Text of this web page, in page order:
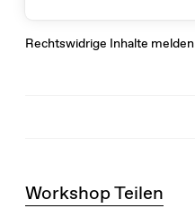
Rechtswidrige Inhalte melden
Workshop Teilen